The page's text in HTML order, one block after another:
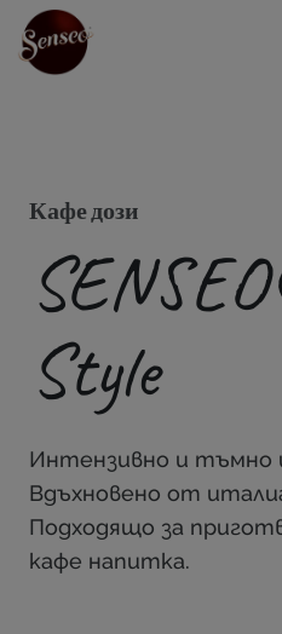
Кафе дози
Style
Интензивно и тъмно
Вдъхновено от
Подходящо за
кафе напитка.